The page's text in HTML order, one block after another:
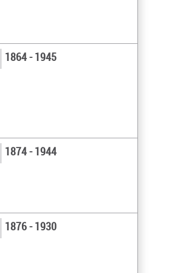
1864 - 1945
1874 - 1944
1876 - 1930